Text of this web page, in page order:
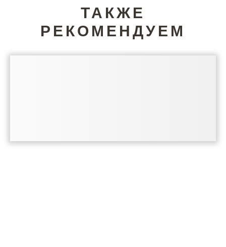
ТАКЖЕ
РЕКОМЕНДУЕМ